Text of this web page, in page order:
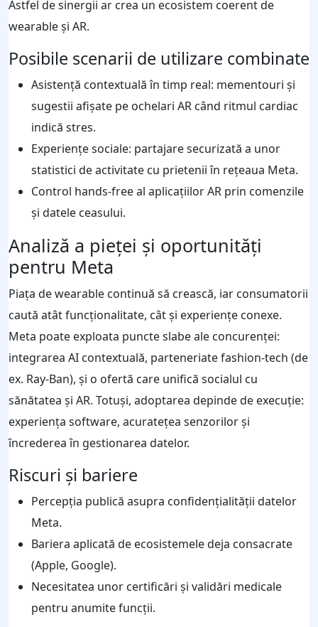
Astfel de sinergii ar crea un ecosistem coerent de
wearable și AR.
Posibile scenarii de utilizare combinate
Asistență contextuală în timp real: mementouri și
sugestii afișate pe ochelari AR când ritmul cardiac
indică stres.
Experiențe sociale: partajare securizată a unor
statistici de activitate cu prietenii în rețeaua Meta.
Control hands-free al aplicațiilor AR prin comenzile
și datele ceasului.
Analiză a pieței și oportunități
pentru Meta
Piața de wearable continuă să crească, iar consumatorii
caută atât funcționalitate, cât și experiențe conexe.
Meta poate exploata puncte slabe ale concurenței:
integrarea AI contextuală, parteneriate fashion-tech (de
ex. Ray-Ban), și o ofertă care unifică socialul cu
sănătatea și AR. Totuși, adoptarea depinde de execuție:
experiența software, acuratețea senzorilor și
încrederea în gestionarea datelor.
Riscuri și bariere
Percepția publică asupra confidențialității datelor
Meta.
Bariera aplicată de ecosistemele deja consacrate
(Apple, Google).
Necesitatea unor certificări și validări medicale
pentru anumite funcții.